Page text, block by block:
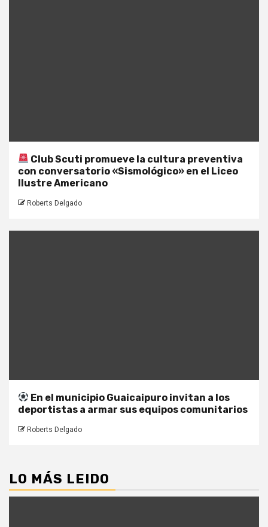
Club Scuti promueve la cultura preventiva
con conversatorio «Sismológico» en el Liceo
Ilustre Americano
Roberts Delgado
En el municipio Guaicaipuro invitan a los
deportistas a armar sus equipos comunitarios
Roberts Delgado
LO MÁS LEIDO